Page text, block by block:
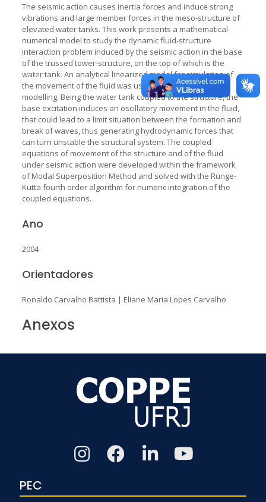
The seismic action causes inertia forces and induce strong
vibrations and large member forces in the meso-structure of
elevated water tanks. This work presents a mathematical-
numerical model to study the dynamic fluid-structure
interaction problem induced by the seismic action in the base
of the trussed tower-structure, on the top of which is the
water tank. An analytical linearized model for simulation of
the movement of the fluid was used in the system’s
modelling. Being the water tank coupled to the structure, the
base excitation induces an oscillatory movement in the fluid,
that could lead to a limit situation between the formation and
break of waves, thus generating hydrodynamic forces that
can turn unstable the structural system. The coupled
equations of movement of the structure and of the fluid
under seismic action were developed within the framework
of Modal Superposition Method and solved with the Runge-
Kutta fourth order algorithm for numeric integration of the
coupled equations.
Ano
2004
Orientadores
Ronaldo Carvalho Battista | Eliane Maria Lopes Carvalho
Anexos
PEC